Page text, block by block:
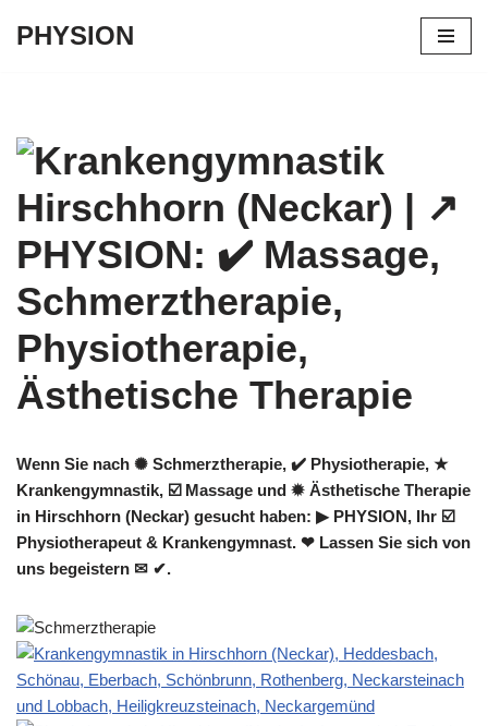
PHYSION
Wenn Sie nach ✺ Schmerztherapie, ✔️ Physiotherapie, ★
Krankengymnastik, ☑️ Massage und ✹ Ästhetische Therapie
in Hirschhorn (Neckar) gesucht haben: ▶︎ PHYSION, Ihr ☑️
Physiotherapeut & Krankengymnast. ❤ Lassen Sie sich von
uns begeistern ✉ ✔.